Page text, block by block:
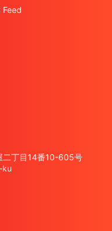
Feed
丁目14番10-605号
ku